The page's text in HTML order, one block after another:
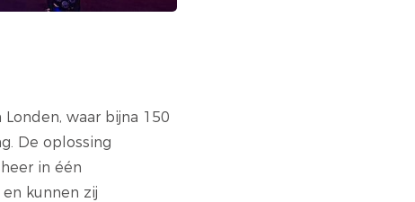
waar bijna 150
De oplossing
in één
kunnen zij